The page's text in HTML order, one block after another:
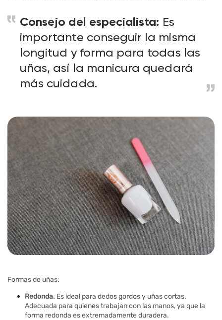
Consejo del especialista: Es
importante conseguir la misma
longitud y forma para todas las
uñas, así la manicura quedará
más cuidada.
Formas de uñas:
Redonda. Es ideal para dedos gordos y uñas cortas.
Adecuada para quienes trabajan con las manos, ya que la
forma redonda es extremadamente duradera.